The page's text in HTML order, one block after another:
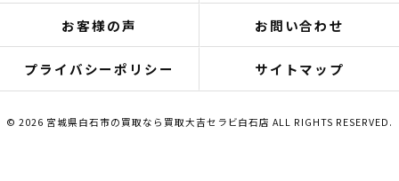
お客様の声 お問い合わせ
プライバシーポリシー サイトマップ
© 2026 宮城県白石市の買取なら買取大吉セラビ白石店 ALL RIGHTS RESERVED.